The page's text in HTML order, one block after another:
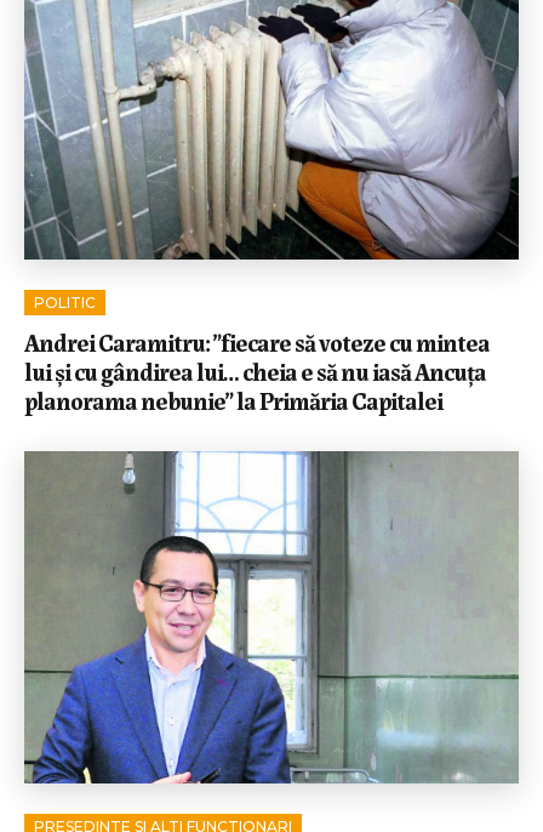
POLITIC
Andrei Caramitru: ”fiecare să voteze cu mintea
lui și cu gândirea lui… cheia e să nu iasă Ancuța
planorama nebunie” la Primăria Capitalei
PRESEDINTE SI ALTI FUNCTIONARI